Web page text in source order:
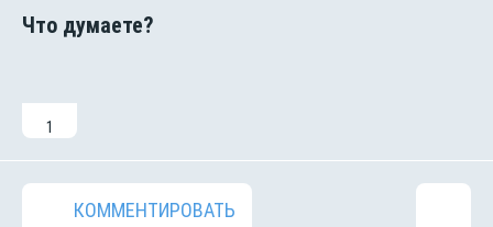
1
КОММЕНТИРОВАТЬ